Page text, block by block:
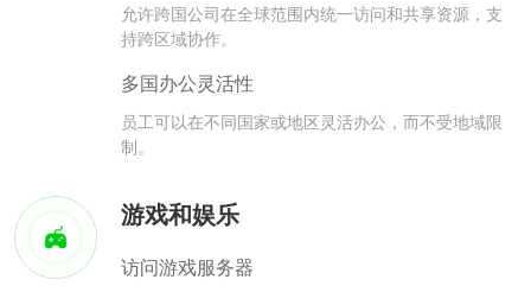
允许跨国公司在全球范围内统一访问和共享资源，支
持跨区域协作。
多国办公灵活性
员工可以在不同国家或地区灵活办公，而不受地域限
制。
游戏和娱乐
访问游戏服务器